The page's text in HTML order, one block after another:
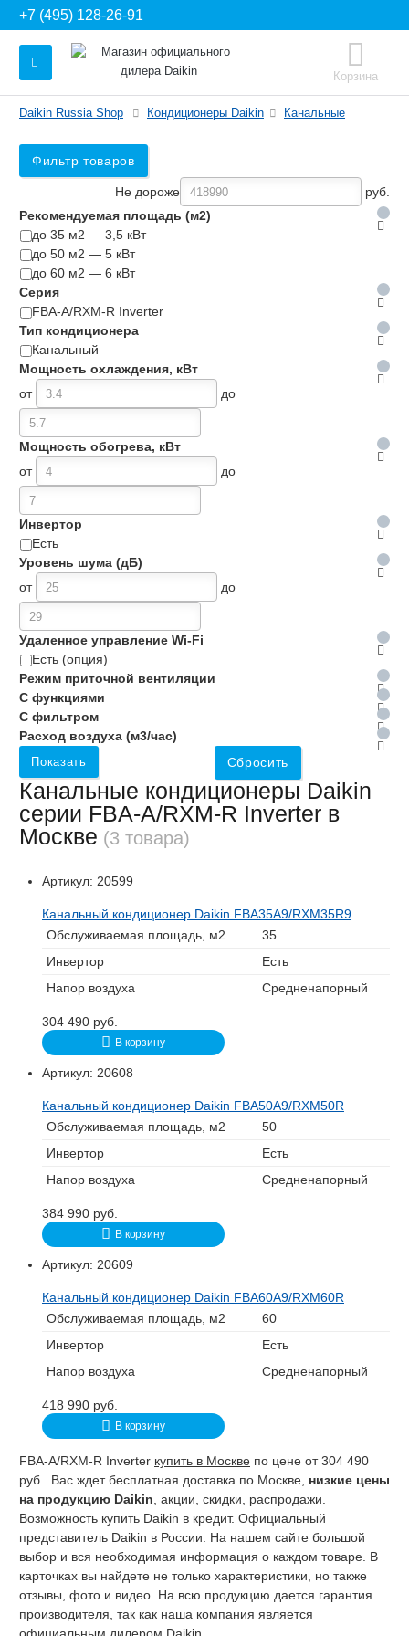
+7 (495) 128-26-91
Корзина
Daikin Russia Shop Кондиционеры Daikin Канальные
Фильтр товаров
Не дороже
руб.
Рекомендуемая площадь (м2)
до 35 м2 — 3,5 кВт
до 50 м2 — 5 кВт
до 60 м2 — 6 кВт
Серия
FBA-A/RXM-R Inverter
Тип кондиционера
Канальный
Мощность охлаждения, кВт
от
до
Мощность обогрева, кВт
от
до
Инвертор
Есть
Уровень шума (дБ)
от
до
Удаленное управление Wi-Fi
Есть (опция)
Режим приточной вентиляции
С функциями
С фильтром
Расход воздуха (м3/час)
Показать Сбросить
Канальные кондиционеры Daikin
серии FBA-A/RXM-R Inverter в
Москве (3 товара)
Артикул: 20599
Канальный кондиционер Daikin FBA35A9/RXM35R9
Обслуживаемая площадь, м2
35
Инвертор
Есть
Напор воздуха
Средненапорный
304 490 руб.
В корзину
Артикул: 20608
Канальный кондиционер Daikin FBA50A9/RXM50R
Обслуживаемая площадь, м2
50
Инвертор
Есть
Напор воздуха
Средненапорный
384 990 руб.
В корзину
Артикул: 20609
Канальный кондиционер Daikin FBA60A9/RXM60R
Обслуживаемая площадь, м2
60
Инвертор
Есть
Напор воздуха
Средненапорный
418 990 руб.
В корзину
FBA-A/RXM-R Inverter купить в Москве по цене от 304 490
руб.. Вас ждет бесплатная доставка по Москве, низкие цены
на продукцию Daikin , акции, скидки, распродажи.
Возможность купить Daikin в кредит. Официальный
представитель Daikin в России. На нашем сайте большой
выбор и вся необходимая информация о каждом товаре. В
карточках вы найдете не только характеристики, но также
отзывы, фото и видео. На всю продукцию дается гарантия
производителя, так как наша компания является